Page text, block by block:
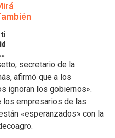
secretario de la
afirmó que a los
ignoran los gobiernos».
los empresarios de las
«esperanzados» con la